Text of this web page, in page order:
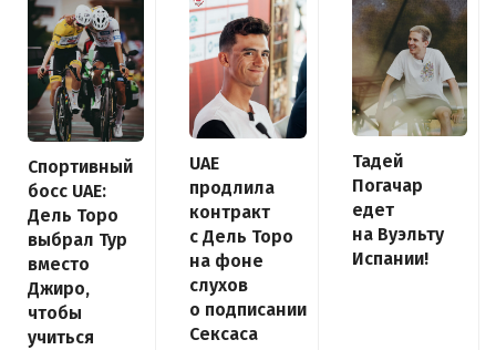
Спортивный
босс UAE:
Дель Торо
выбрал Тур
вместо
Джиро,
чтобы
учиться
UAE
продлила
контракт
с Дель Торо
на фоне
слухов
о подписании
Сексаса
Тадей
Погачар
едет
на Вуэльту
Испании!